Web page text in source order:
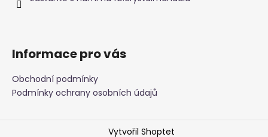
Informace pro vás
Obchodní podmínky
Podmínky ochrany osobních údajů
Vytvořil Shoptet